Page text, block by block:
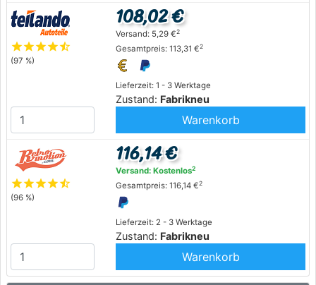
starstarstarstarstar_half
(97 %)
Lieferzeit: 1 - 3 Werktage
Zustand: Fabrikneu
108,02 €
Versand: 5,29 €2
Gesamtpreis: 113,31 €2
Warenkorb
starstarstarstarstar_half
(96 %)
Lieferzeit: 2 - 3 Werktage
Zustand: Fabrikneu
116,14 €
Versand: Kostenlos2
Gesamtpreis: 116,14 €2
Warenkorb